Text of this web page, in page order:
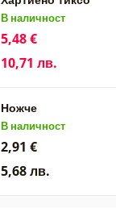
В наличност
5,48 €
10,71 лв.
Ножче
В наличност
2,91 €
5,68 лв.